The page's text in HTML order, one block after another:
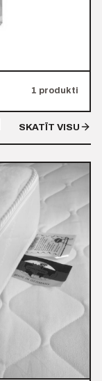
1 produkti
SKATĪT VISU